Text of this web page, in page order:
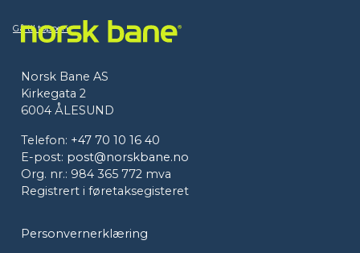
Gå til toppen
Norsk Bane AS
Kirkegata 2
6004 ÅLESUND
Telefon: +47 70 10 16 40
E-post: post@norskbane.no
Org. nr.: 984 365 772 mva
Registrert i føretaksegisteret
Personvernerklæring